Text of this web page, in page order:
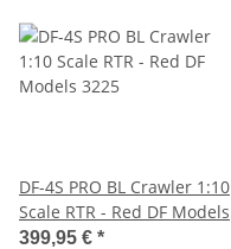
DF-4S PRO BL Crawler 1:10
Scale RTR - Red DF Models
3225
399,95 € *